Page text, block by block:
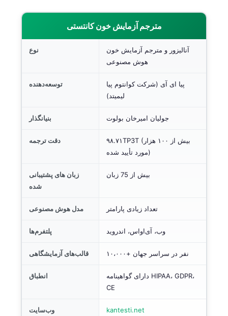
مترجم آزمایش خون کانتستی
نوع
آنالیزور و مترجم آزمایش خون
هوش مصنوعی
توسعه‌دهنده
پیا ای آی (شرکت کوانتوم پیا
لیمیتد)
بنیانگذار جولیان امیرخان بولوت
دقت ترجمه
۹۸.۷۱TP3T (بیش از ۱۰۰ هزار
مورد تأیید شده)
زبان های پشتیبانی
شده
بیش از 75 زبان
مدل هوش مصنوعی تعداد زیادی پارامتر
پلتفرم‌ها وب، آی‌او‌اس، اندروید
قالب‌های آزمایشگاهی ۱۰،۰۰۰+ نفر در سراسر جهان
انطباق
دارای گواهینامه HIPAA، GDPR،
CE
وب‌سایت kantesti.net